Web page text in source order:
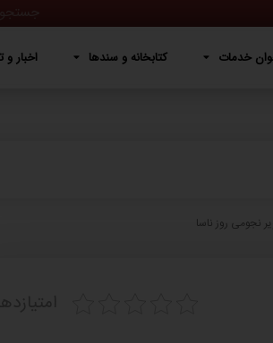
خدمات کتابخانه و سندها اخبار و
کتابخانه و سندها اخبار و تصاویر
نجومی روز ناسا